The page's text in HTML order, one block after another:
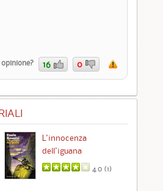
16 0
L'innocenza
dell'iguana
4.0 (1)